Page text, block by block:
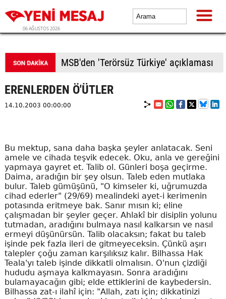
06 AĞUSTOS 2026
MSB'den 'Terörsüz Türkiye' açıklaması
ERENLERDEN Ö'ÜTLER
14.10.2003 00:00:00
Bu mektup, sana daha başka şeyler anlatacak. Seni
amele ve cihada teşvik edecek. Oku, anla ve gereğini
yapmaya gayret et. Talib ol. Günleri boşa geçirme.
Daima, aradığın bir şey olsun. Taleb eden mutlaka
bulur. Taleb gümüşünü, "O kimseler ki, uğrumuzda
cihad ederler" (29/69) mealindeki ayet-i kerimenin
potasında eritmeye bak. Sanır mısın ki; eline
çalışmadan bir şeyler geçer. Ahlakî bir disiplin yolunu
tutmadan, aradığını bulmaya nasıl kalkarsın ve nasıl
ermeyi düşünürsün. Talib olacaksın; fakat bu taleb
işinde pek fazla ileri de gitmeyeceksin. Çünkü aşırı
talepler çoğu zaman karşılıksız kalır. Bilhassa Hak
Teala'yı taleb işinde dikkatli olmalısın. O'nun çizdiği
hududu aşmaya kalkmayasın. Sonra aradığını
bulamayacağın gibi; elde ettiklerini de kaybedersin.
Bilhassa zat-ı ilahî için: "Allah, zatı için; dikkatinizi